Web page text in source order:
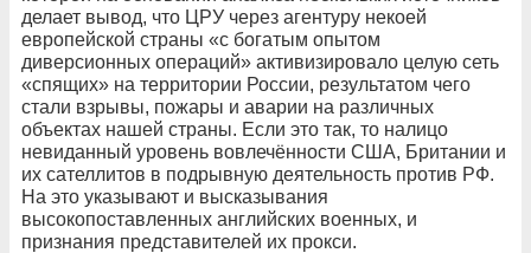
делает вывод, что ЦРУ через агентуру некоей
европейской страны «с богатым опытом
диверсионных операций» активизировало целую сеть
«спящих» на территории России, результатом чего
стали взрывы, пожары и аварии на различных
объектах нашей страны. Если это так, то налицо
невиданный уровень вовлечённости США, Британии и
их сателлитов в подрывную деятельность против РФ.
На это указывают и высказывания
высокопоставленных английских военных, и
признания представителей их прокси.